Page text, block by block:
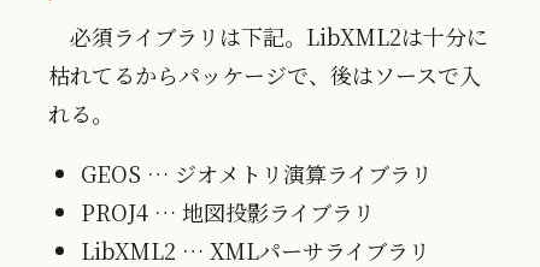
必須ライブラリは下記。LibXML2は十分に
枯れてるからパッケージで、後はソースで入
れる。
GEOS … ジオメトリ演算ライブラリ
PROJ4 … 地図投影ライブラリ
LibXML2 … XMLパーサライブラリ